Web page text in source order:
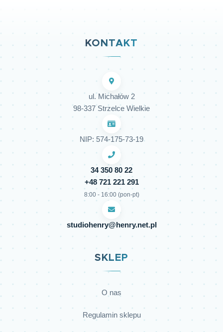
KONTAKT
ul. Michałów 2
98-337 Strzelce Wielkie
NIP: 574-175-73-19
34 350 80 22
+48 721 221 291
8:00 - 16:00 (pon-pt)
studiohenry@henry.net.pl
SKLEP
O nas
Regulamin sklepu